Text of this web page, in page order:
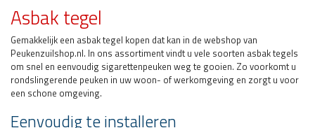
Asbak tegel
Gemakkelijk een asbak tegel kopen dat kan in de webshop van
Peukenzuilshop.nl. In ons assortiment vindt u vele soorten asbak tegels
om snel en eenvoudig sigarettenpeuken weg te gooien. Zo voorkomt u
rondslingerende peuken in uw woon- of werkomgeving en zorgt u voor
een schone omgeving.
Eenvoudig te installeren